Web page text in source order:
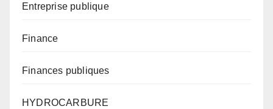
Entreprise publique
Finance
Finances publiques
HYDROCARBURE